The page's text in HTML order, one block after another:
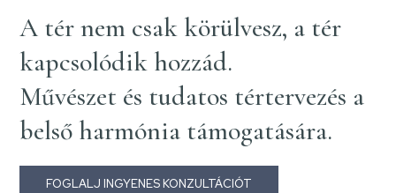
A tér nem csak körülvesz, a tér
kapcsolódik hozzád.
Művészet és tudatos tértervezés a
belső harmónia támogatására.
FOGLALJ INGYENES KONZULTÁCIÓT